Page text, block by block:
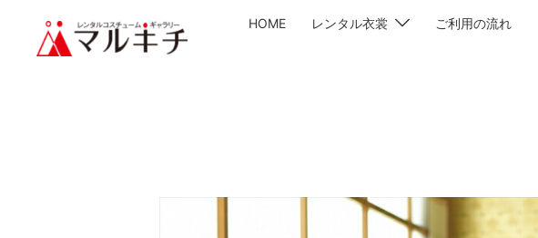
HOME レンタル衣裳 ご利用の流れ